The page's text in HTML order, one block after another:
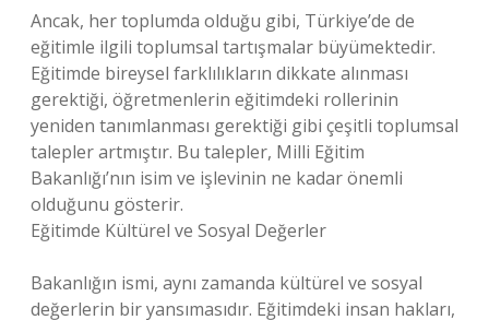
Ancak, her toplumda olduğu gibi, Türkiye’de de
eğitimle ilgili toplumsal tartışmalar büyümektedir.
Eğitimde bireysel farklılıkların dikkate alınması
gerektiği, öğretmenlerin eğitimdeki rollerinin
yeniden tanımlanması gerektiği gibi çeşitli toplumsal
talepler artmıştır. Bu talepler, Milli Eğitim
Bakanlığı’nın isim ve işlevinin ne kadar önemli
olduğunu gösterir.
Eğitimde Kültürel ve Sosyal Değerler
Bakanlığın ismi, aynı zamanda kültürel ve sosyal
değerlerin bir yansımasıdır. Eğitimdeki insan hakları,